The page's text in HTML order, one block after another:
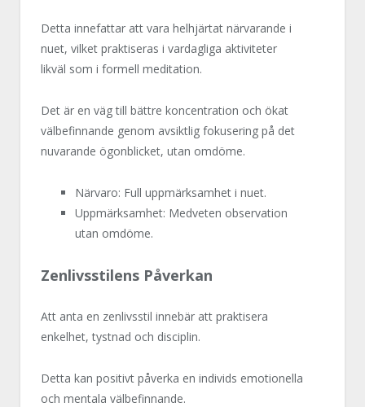
Detta innefattar att vara helhjärtat närvarande i
nuet, vilket praktiseras i vardagliga aktiviteter
likväl som i formell meditation.
Det är en väg till bättre koncentration och ökat
välbefinnande genom avsiktlig fokusering på det
nuvarande ögonblicket, utan omdöme.
Närvaro: Full uppmärksamhet i nuet.
Uppmärksamhet: Medveten observation
utan omdöme.
Zenlivsstilens Påverkan
Att anta en zenlivsstil innebär att praktisera
enkelhet, tystnad och disciplin.
Detta kan positivt påverka en individs emotionella
och mentala välbefinnande.